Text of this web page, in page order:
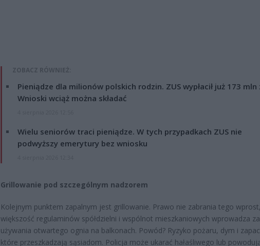
ZOBACZ RÓWNIEŻ:
Pieniądze dla milionów polskich rodzin. ZUS wypłacił już 173 mln
Wnioski wciąż można składać
Wielu seniorów traci pieniądze. W tych przypadkach ZUS nie
podwyższy emerytury bez wniosku
Grillowanie pod szczególnym nadzorem
Kolejnym punktem zapalnym jest grillowanie. Prawo nie zabrania tego
większość regulaminów spółdzielni i wspólnot mieszkaniowych wprowadza
używania otwartego ognia na balkonach. Powód? Ryzyko pożaru, dym i
które przeszkadzają sąsiadom. Policja może ukarać hałaśliwego lub